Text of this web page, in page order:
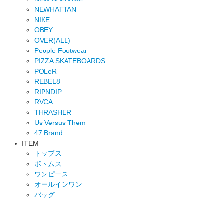
NEWHATTAN
NIKE
OBEY
OVER(ALL)
People Footwear
PIZZA SKATEBOARDS
POLeR
REBEL8
RIPNDIP
RVCA
THRASHER
Us Versus Them
47 Brand
ITEM
トップス
ボトムス
ワンピース
オールインワン
バッグ